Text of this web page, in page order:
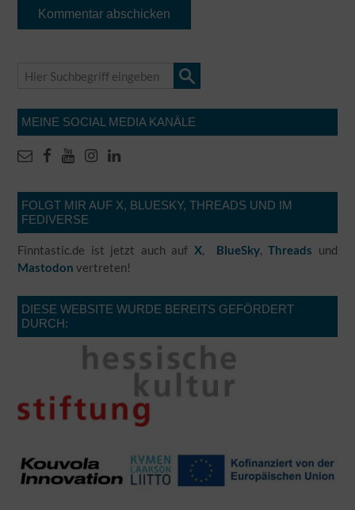
MEINE SOCIAL MEDIA KANÄLE
FOLGT MIR AUF X, BLUESKY, THREADS UND IM
FEDIVERSE
Finntastic.de ist jetzt auch auf X, BlueSky,Threads und
Mastodon vertreten!
DIESE WEBSITE WURDE BEREITS GEFÖRDERT
DURCH: